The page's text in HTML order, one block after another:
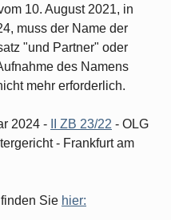
10. August 2021, in
muss der Name der
"und Partner" oder
des Namens
mehr erforderlich.
2024 - II ZB 23/22 - OLG
- Frankfurt am
Sie hier: